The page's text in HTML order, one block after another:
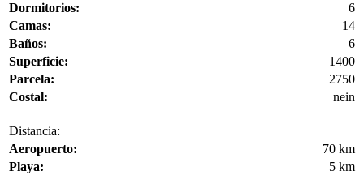
Dormitorios:
6
Camas:
14
Baños:
6
Superficie:
1400
Parcela:
2750
Costal:
nein
Distancia:
Aeropuerto:
70 km
Playa:
5 km